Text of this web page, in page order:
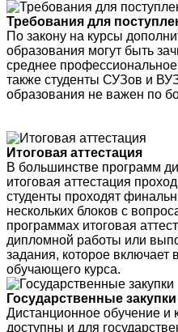
Требования для
По закону на курсы
образования могут быть
среднее
также студенты СУЗов и
образования не важен по
Итоговая аттестация
В большинстве программ
итоговая аттестация
студенты проходят
нескольких блоков с
программах итоговая
дипломной работы или
задания, которое включает
обучающего курса.
Государственные закупки
Дистанционное обучение
доступны и для